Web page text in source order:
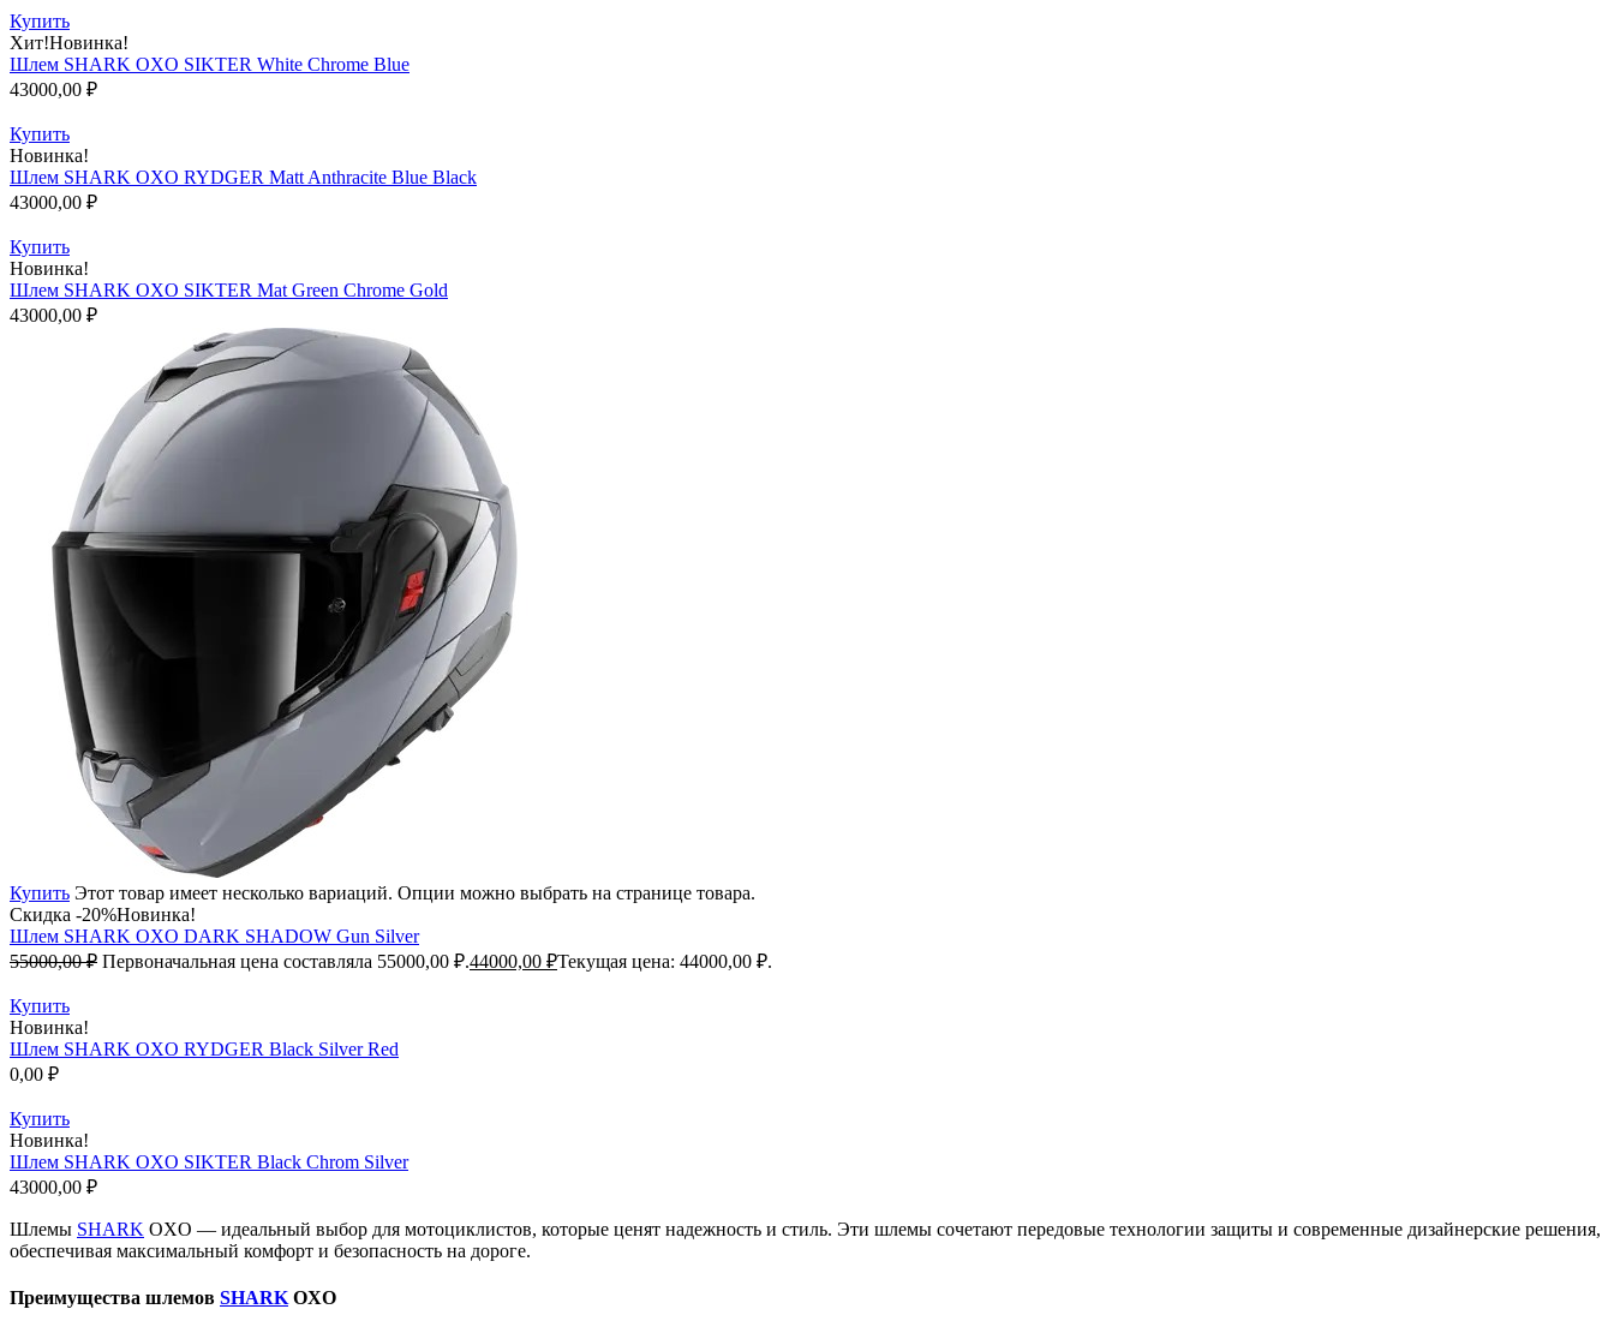
Купить
Хит!Новинка!
Шлем SHARK OXO SIKTER White Chrome Blue
43000,00 ₽
Купить
Новинка!
Шлем SHARK OXO RYDGER Matt Anthracite Blue Black
43000,00 ₽
Купить
Новинка!
Шлем SHARK OXO SIKTER Mat Green Chrome Gold
43000,00 ₽
Купить Этот товар имеет несколько вариаций. Опции можно выбрать на странице товара.
Скидка -20%Новинка!
Шлем SHARK OXO DARK SHADOW Gun Silver
55000,00₽ Первоначальная цена составляла 55000,00 ₽.44000,00 ₽Текущая цена: 44000,00 ₽.
Купить
Новинка!
Шлем SHARK OXO RYDGER Black Silver Red
0,00 ₽
Купить
Новинка!
Шлем SHARK OXO SIKTER Black Chrom Silver
43000,00 ₽
Шлемы SHARK OXO — идеальный выбор для мотоциклистов, которые ценят надежность и стиль. Эти шлемы сочетают передовые технологии защиты и современные дизайнерские решения,
обеспечивая максимальный комфорт и безопасность на дороге.
Преимущества шлемов SHARKOXO